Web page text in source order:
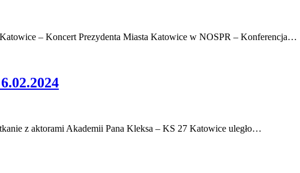
– Koncert Prezydenta Miasta Katowice w NOSPR – Konferencja…
z aktorami Akademii Pana Kleksa – KS 27 Katowice uległo…